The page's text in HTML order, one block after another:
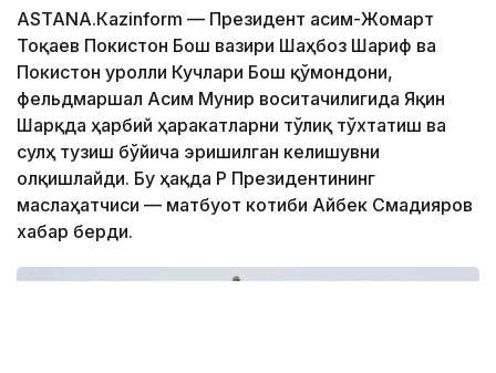
ASTANА.Кazinform — Президент Қасим-Жомарт
Тоқаев Покистон Бош вазири Шаҳбоз Шариф ва
Покистон Қуролли Кучлари Бош қўмондони,
фельдмаршал Асим Мунир воситачилигида Яқин
Шарқда ҳарбий ҳаракатларни тўлиқ тўхтатиш ва
сулҳ тузиш бўйича эришилган келишувни
олқишлайди. Бу ҳақда ҚР Президентининг
маслаҳатчиси — матбуот котиби Айбек Смадияров
хабар берди.